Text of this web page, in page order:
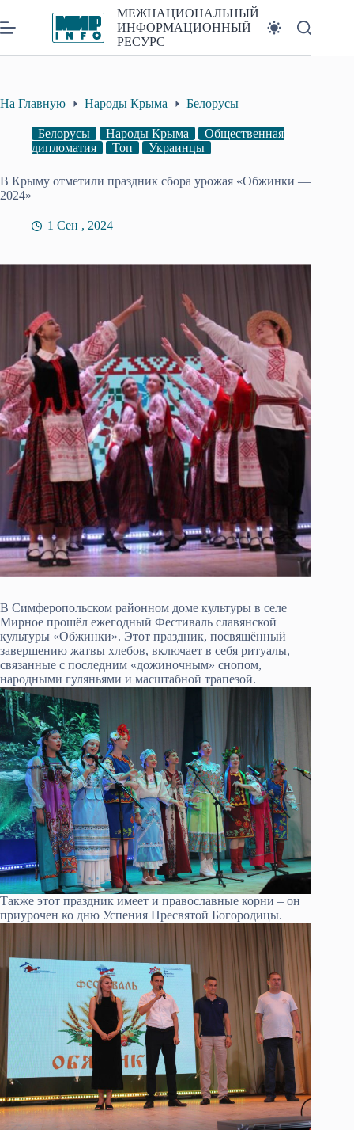
к
сути
МЕЖНАЦИОНАЛЬНЫЙ
ИНФОРМАЦИОННЫЙ
РЕСУРС
На Главную Народы Крыма Белорусы
Белорусы Народы Крыма
Общественная
дипломатия
Топ Украинцы
В Крыму отметили праздник сбора урожая «Обжинки —
2024»
1 Сен , 2024
В Симферопольском районном доме культуры в селе
Мирное прошёл ежегодный Фестиваль славянской
культуры «Обжинки». Этот праздник, посвящённый
завершению жатвы хлебов, включает в себя ритуалы,
связанные с последним «дожиночным» снопом,
народными гуляньями и масштабной трапезой.
Также этот праздник имеет и православные корни – он
приурочен ко дню Успения Пресвятой Богородицы.